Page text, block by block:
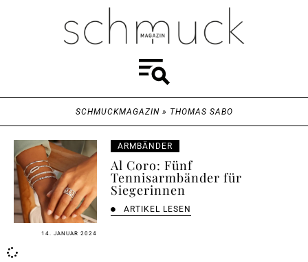
SCHMUCKMAGAZIN» THOMAS SABO
14. JANUAR 2024
ARMBÄNDER
Al Coro: Fünf
Tennisarmbänder für
Siegerinnen
ARTIKEL LESEN